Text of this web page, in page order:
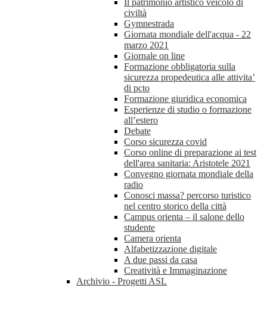
Il patrimonio artistico veicolo di
civiltà
Gymnestrada
Giornata mondiale dell'acqua - 22
marzo 2021
Giornale on line
Formazione obbligatoria sulla
sicurezza propedeutica alle attivita’
di pcto
Formazione giuridica economica
Esperienze di studio o formazione
all’estero
Debate
Corso sicurezza covid
Corso online di preparazione ai test
dell'area sanitaria: Aristotele 2021
Convegno giornata mondiale della
radio
Conosci massa? percorso turistico
nel centro storico della città
Campus orienta – il salone dello
studente
Camera orienta
Alfabetizzazione digitale
A due passi da casa
Creatività e Immaginazione
Archivio - Progetti ASL